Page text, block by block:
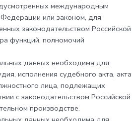
международным
или законом, для
законодательством Российской
функций, полномочий
данных необходима для
исполнения судебного акта, акта
лица, подлежащих
с законодательством Российской
производстве.